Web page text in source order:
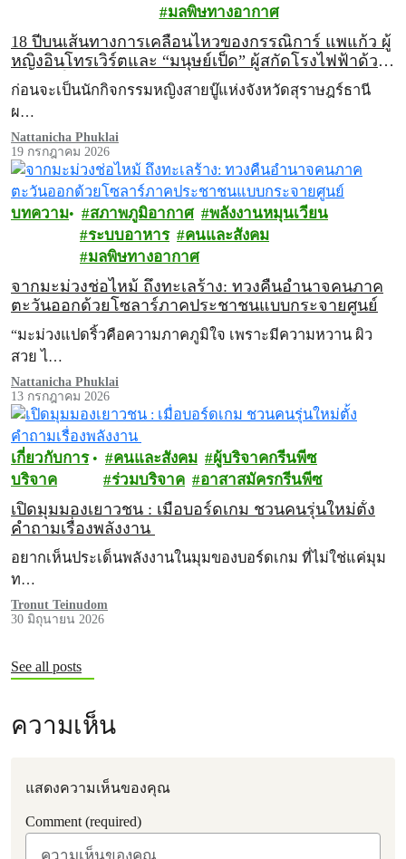
มลพิษทางอากาศ
18 ปีบนเส้นทางการเคลื่อนไหวของกรรณิการ์ แพแก้ว ผู้
หญิงอินโทรเวิร์ตและ “มนุษย์เป็ด” ผู้สกัดโรงไฟฟ้าด้วย
วิธีต่อสู้ในแบบของตัวเอง
ก่อนจะเป็นนักกิจกรรมหญิงสายบู๊แห่งจังหวัดสุราษฎร์ธานี
ผ…
Nattanicha Phuklai
19 กรกฎาคม 2026
บทความ สภาพภูมิอากาศ
พลังงานหมุนเวียน
ระบบอาหาร
คนและสังคม
มลพิษทางอากาศ
จากมะม่วงช่อไหม้ ถึงทะเลร้าง: ทวงคืนอำนาจคนภาค
ตะวันออกด้วยโซลาร์ภาคประชาชนแบบกระจายศูนย์
“มะม่วงแปดริ้วคือความภาคภูมิใจ เพราะมีความหวาน ผิว
สวย ไ…
Nattanicha Phuklai
13 กรกฎาคม 2026
เกี่ยวกับการ
บริจาค
คนและสังคม
ผู้บริจาคกรีนพีซ
ร่วมบริจาค
อาสาสมัครกรีนพีซ
เปิดมุมมองเยาวชน : เมื่อบอร์ดเกม ชวนคนรุ่นใหม่ตั้ง
คำถามเรื่องพลังงาน
อยากเห็นประเด็นพลังงานในมุมของบอร์ดเกม ที่ไม่ใช่แค่มุม
ท…
Tronut Teinudom
30 มิถุนายน 2026
See all posts
ความเห็น
แสดงความเห็นของคุณ
Comment (required)